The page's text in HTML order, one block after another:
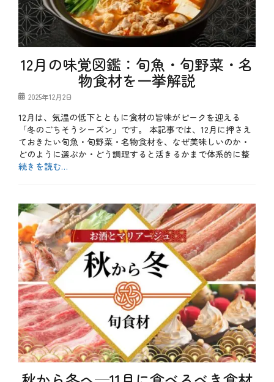
12月の味覚図鑑：旬魚・旬野菜・名
物食材を一挙解説
投
日
2025年12月2日
12月は、気温の低下とともに食材の旨味がピークを迎える
「冬のごちそうシーズン」です。 本記事では、12月に押さえ
ておきたい旬魚・旬野菜・名物食材を、なぜ美味しいのか・
どのように選ぶか・どう調理すると活きるかまで体系的に整
続きを読む…
ゴ
リ
ー
l
o
g
、
冬
、
季
節
、
豆
知
識
、
食
材
タ